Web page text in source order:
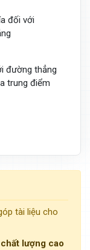
đối với
đường thẳng
trung điểm
tài liệu cho
lượng cao